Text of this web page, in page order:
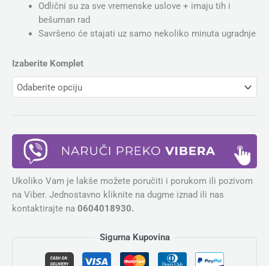
Odlični su za sve vremenske uslove + imaju tih i
bešuman rad
Savršeno će stajati uz samo nekoliko minuta ugradnje
Izaberite Komplet
Ukoliko Vam je lakše možete poručiti i porukom ili pozivom
na Viber. Jednostavno kliknite na dugme iznad ili nas
kontaktirajte na 0604018930.
Sigurna Kupovina